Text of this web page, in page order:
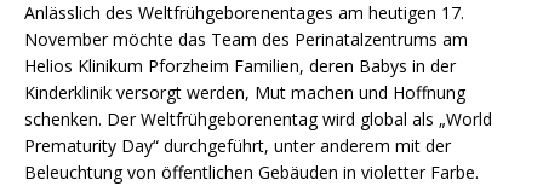
Anlässlich des Weltfrühgeborenentages am heutigen 17.
November möchte das Team des Perinatalzentrums am
Helios Klinikum Pforzheim Familien, deren Babys in der
Kinderklinik versorgt werden, Mut machen und Hoffnung
schenken. Der Weltfrühgeborenentag wird global als „World
Prematurity Day“ durchgeführt, unter anderem mit der
Beleuchtung von öffentlichen Gebäuden in violetter Farbe.